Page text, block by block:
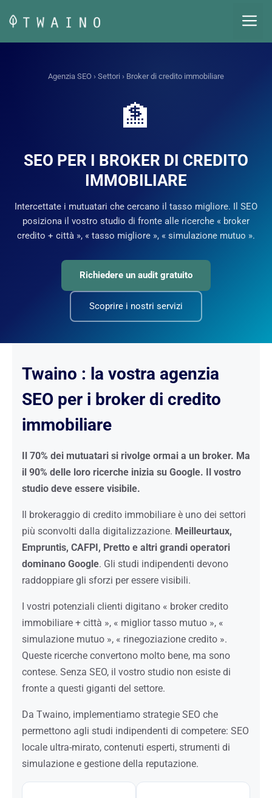
contenuto
Agenzia SEO › Settori › Broker di credito immobiliare
🏦
SEO PER I BROKER DI CREDITO
IMMOBILIARE
Intercettate i mutuatari che cercano il tasso migliore. Il SEO
posiziona il vostro studio di fronte alle ricerche « broker
credito + città », « tasso migliore », « simulazione mutuo ».
Richiedere un audit gratuito
Scoprire i nostri servizi
Twaino : la vostra agenzia
SEO per i broker di credito
immobiliare
Il 70% dei mutuatari si rivolge ormai a un broker. Ma
il 90% delle loro ricerche inizia su Google. Il vostro
studio deve essere visibile.
Il brokeraggio di credito immobiliare è uno dei settori
più sconvolti dalla digitalizzazione. Meilleurtaux,
Empruntis, CAFPI, Pretto e altri grandi operatori
dominano Google. Gli studi indipendenti devono
raddoppiare gli sforzi per essere visibili.
I vostri potenziali clienti digitano « broker credito
immobiliare + città », « miglior tasso mutuo », «
simulazione mutuo », « rinegoziazione credito ».
Queste ricerche convertono molto bene, ma sono
contese. Senza SEO, il vostro studio non esiste di
fronte a questi giganti del settore.
Da Twaino, implementiamo strategie SEO che
permettono agli studi indipendenti di competere: SEO
locale ultra-mirato, contenuti esperti, strumenti di
simulazione e gestione della reputazione.